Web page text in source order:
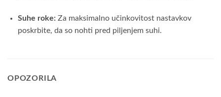
Suhe roke:Za maksimalno učinkovitost nastavkov
poskrbite, da so nohti pred piljenjem suhi.
OPOZORILA